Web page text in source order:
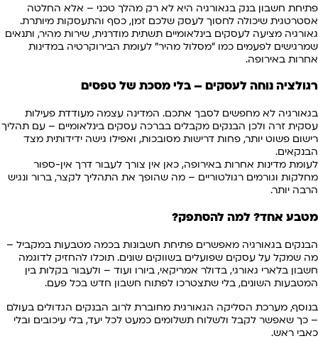
פתיחת חשבון בנק בגאורגיה היא לא רק מהלך טכני – אלא החלטה
אסטרטגית שיכולה לחסוך לעסק שלכם זמן, כסף והתעסקות מיותרת.
גאורגיה מציעה לעסקים בינלאומיים תשתית מודרנית, שירות מהיר, ותנאים
שמרגישים לפעמים כמו "מסלול מהיר" לעומת הבירוקרטיה במדינות
אחרות באירופה.
רגולציה נוחה לעסקים – בלי מסכת של טפסים
בגאורגיה לא מחפשים לסבך אתכם. המדינה עצמה מעודדת פעילות
עסקית זרה ולכן הבנקים מקבלים בברכה עסקים בינלאומיים – עם תהליך
רישום פשוט יותר, פחות דרישות מסובכות, ואפילו גישה ידידותית מצד
הבנקאים.
לעומת מדינות אחרות באירופה, כאן אין צורך לעבור דרך אין-ספור
מחלקות וגורמים רגולטוריים – מה שהופך את התהליך לקצר, ברור ונגיש
הרבה יותר.
מטבע אחד? למה להסתפק?
הבנקים בגאורגיה מאפשרים פתיחת חשבונות בכמה מטבעות במקביל –
מה שמקל על עסקים שפועלים בשווקים שונים. תוכלו להחזיק לדוגמה
חשבון בלארי גאורגי, בדולר אמריקאי, ביורו ועוד – ולעבור בקלות בין
המטבעות השונים, בלי שתצטרכו לפתוח חשבון חדש בכל פעם.
בנוסף, מערכת הסליקה הגאורגית מחוברת לרוב הבנקים הגדולים בעולם
– כך שאפשר לקבל ולשלוח תשלומים כמעט לכל יעד, בלי עיכובים ובלי
כאבי ראש.